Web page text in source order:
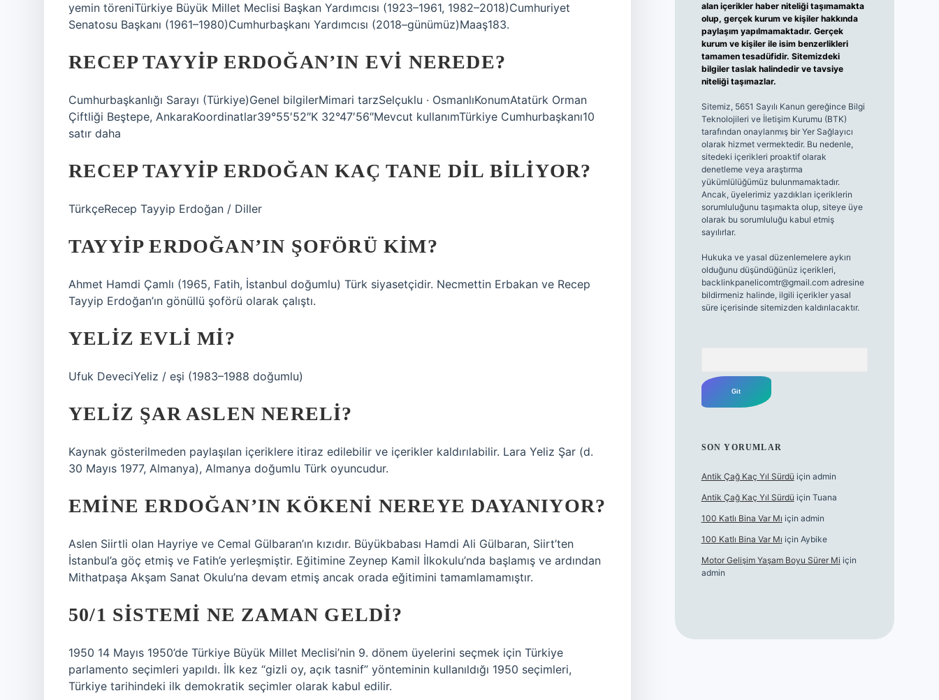
yemin töreniTürkiye Büyük Millet Meclisi Başkan Yardımcısı (1923–1961, 1982–2018)Cumhuriyet
Senatosu Başkanı (1961–1980)Cumhurbaşkanı Yardımcısı (2018–günümüz)Maaş183.
RECEP TAYYIP ERDOĞAN’IN EVI NEREDE?
Cumhurbaşkanlığı Sarayı (Türkiye)Genel bilgilerMimari tarzSelçuklu · OsmanlıKonumAtatürk Orman
Çiftliği Beştepe, AnkaraKoordinatlar39°55′52″K 32°47′56″Mevcut kullanımTürkiye Cumhurbaşkanı10
satır daha
RECEP TAYYIP ERDOĞAN KAÇ TANE DIL BILIYOR?
TürkçeRecep Tayyip Erdoğan / Diller
TAYYIP ERDOĞAN’IN ŞOFÖRÜ KIM?
Ahmet Hamdi Çamlı (1965, Fatih, İstanbul doğumlu) Türk siyasetçidir. Necmettin Erbakan ve Recep
Tayyip Erdoğan’ın gönüllü şoförü olarak çalıştı.
YELIZ EVLI MI?
Ufuk DeveciYeliz / eşi (1983–1988 doğumlu)
YELIZ ŞAR ASLEN NERELI?
Kaynak gösterilmeden paylaşılan içeriklere itiraz edilebilir ve içerikler kaldırılabilir. Lara Yeliz Şar (d.
30 Mayıs 1977, Almanya), Almanya doğumlu Türk oyuncudur.
EMINE ERDOĞAN’IN KÖKENI NEREYE DAYANIYOR?
Aslen Siirtli olan Hayriye ve Cemal Gülbaran’ın kızıdır. Büyükbabası Hamdi Ali Gülbaran, Siirt’ten
İstanbul’a göç etmiş ve Fatih’e yerleşmiştir. Eğitimine Zeynep Kamil İlkokulu’nda başlamış ve ardından
Mithatpaşa Akşam Sanat Okulu’na devam etmiş ancak orada eğitimini tamamlamamıştır.
50/1 SISTEMI NE ZAMAN GELDI?
1950 14 Mayıs 1950’de Türkiye Büyük Millet Meclisi’nin 9. dönem üyelerini seçmek için Türkiye
parlamento seçimleri yapıldı. İlk kez “gizli oy, açık tasnif” yönteminin kullanıldığı 1950 seçimleri,
Türkiye tarihindeki ilk demokratik seçimler olarak kabul edilir.
alan içerikler haber niteliği taşımamakta
olup, gerçek kurum ve kişiler hakkında
paylaşım yapılmamaktadır. Gerçek
kurum ve kişiler ile isim benzerlikleri
tamamen tesadüfidir. Sitemizdeki
bilgiler taslak halindedir ve tavsiye
niteliği taşımazlar.
Sitemiz, 5651 Sayılı Kanun gereğince Bilgi
Teknolojileri ve İletişim Kurumu (BTK)
tarafından onaylanmış bir Yer Sağlayıcı
olarak hizmet vermektedir. Bu nedenle,
sitedeki içerikleri proaktif olarak
denetleme veya araştırma
yükümlülüğümüz bulunmamaktadır.
Ancak, üyelerimiz yazdıkları içeriklerin
sorumluluğunu taşımakta olup, siteye üye
olarak bu sorumluluğu kabul etmiş
sayılırlar.
Hukuka ve yasal düzenlemelere aykırı
olduğunu düşündüğünüz içerikleri,
backlinkpanelicomtr@gmail.comadresine
bildirmeniz halinde, ilgili içerikler yasal
süre içerisinde sitemizden kaldırılacaktır.
SON YORUMLAR
Antik Çağ Kaç Yıl Sürdü için admin
Antik Çağ Kaç Yıl Sürdü için Tuana
100 Katlı Bina Var Mı için admin
100 Katlı Bina Var Mı için Aybike
Motor Gelişim Yaşam Boyu Sürer Mi için
admin